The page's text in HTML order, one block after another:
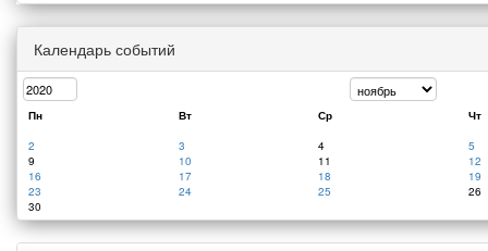
Календарь событий
Пн Вт Ср
Чт
2
3 4
5
9
10 11
12
16
17 18
19
23
24 25
26
30